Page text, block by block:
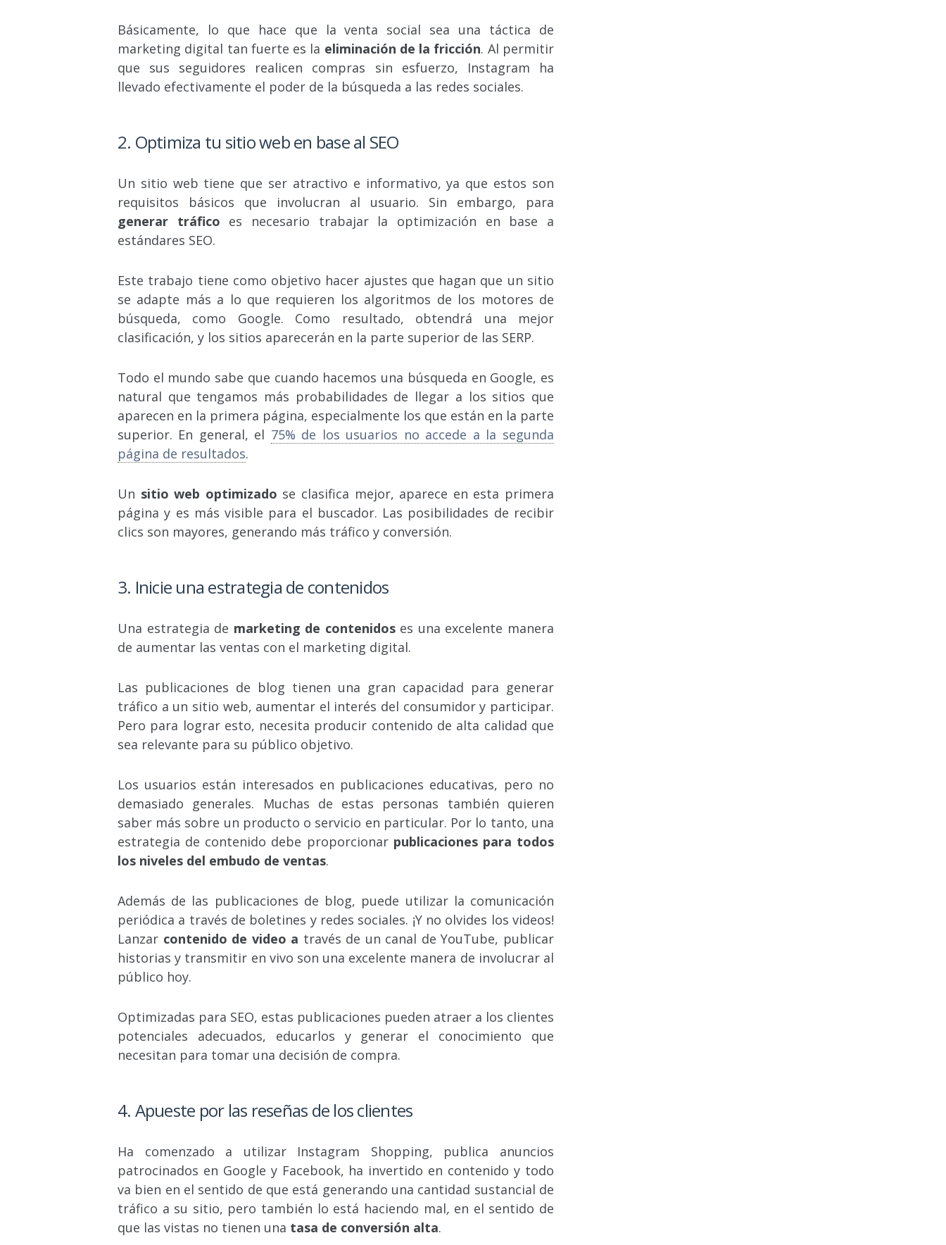
Básicamente, lo que hace que la venta social sea una táctica de
marketing digital tan fuerte es la eliminación de la fricción. Al permitir
que sus seguidores realicen compras sin esfuerzo, Instagram ha
llevado efectivamente el poder de la búsqueda a las redes sociales.
2. Optimiza tu sitio web en base al SEO
Un sitio web tiene que ser atractivo e informativo, ya que estos son
requisitos básicos que involucran al usuario. Sin embargo, para
generar tráfico es necesario trabajar la optimización en base a
estándares SEO.
Este trabajo tiene como objetivo hacer ajustes que hagan que un sitio
se adapte más a lo que requieren los algoritmos de los motores de
búsqueda, como Google. Como resultado, obtendrá una mejor
clasificación, y los sitios aparecerán en la parte superior de las SERP.
Todo el mundo sabe que cuando hacemos una búsqueda en Google, es
natural que tengamos más probabilidades de llegar a los sitios que
aparecen en la primera página, especialmente los que están en la parte
superior. En general, el 75% de los usuarios no accede a la segunda
página de resultados.
Un sitio web optimizado se clasifica mejor, aparece en esta primera
página y es más visible para el buscador. Las posibilidades de recibir
clics son mayores, generando más tráfico y conversión.
3. Inicie una estrategia de contenidos
Una estrategia de marketing de contenidoses una excelente manera
de aumentar las ventas con el marketing digital.
Las publicaciones de blog tienen una gran capacidad para generar
tráfico a un sitio web, aumentar el interés del consumidor y participar.
Pero para lograr esto, necesita producir contenido de alta calidad que
sea relevante para su público objetivo.
Los usuarios están interesados ​​en publicaciones educativas, pero no
demasiado generales. Muchas de estas personas también quieren
saber más sobre un producto o servicio en particular. Por lo tanto, una
estrategia de contenido debe proporcionar publicaciones para todos
los niveles del embudo de ventas.
Además de las publicaciones de blog, puede utilizar la comunicación
periódica a través de boletines y redes sociales. ¡Y no olvides los videos!
Lanzar contenido de video a través de un canal de YouTube, publicar
historias y transmitir en vivo son una excelente manera de involucrar al
público hoy.
Optimizadas para SEO, estas publicaciones pueden atraer a los clientes
potenciales adecuados, educarlos y generar el conocimiento que
necesitan para tomar una decisión de compra.
4. Apueste por las reseñas de los clientes
Ha comenzado a utilizar Instagram Shopping, publica anuncios
patrocinados en Google y Facebook, ha invertido en contenido y todo
va bien en el sentido de que está generando una cantidad sustancial de
tráfico a su sitio, pero también lo está haciendo mal, en el sentido de
que las vistas no tienen una tasa de conversión alta.